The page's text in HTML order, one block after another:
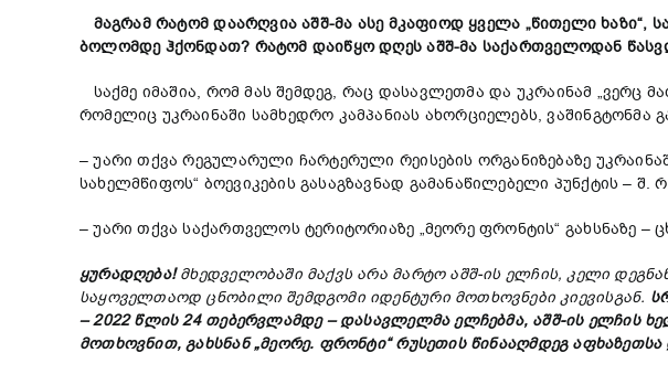
მაგრამრატომდაარღვიააშშ-მა ასე მკაფიოდყველა „წითელიხაზი“,
ბოლომდე ჰქონდათ? რატომ დაიწყოდღესაშშ-მა საქართველოდან
საქმე იმაშია, რომ მას შემდეგ, რაც დასავლეთმა და უკრაინამ
რომელიც უკრაინაში სამხედრო კამპანიას ახორციელებს,
– უარი თქვა რეგულარული ჩარტერული რეისების ორგანიზებაზე
სახელმწიფოს“ ბოევიკების გასაგზავნად გამანაწილებელი პუნქტის
– უარი თქვა საქართველოს ტერიტორიაზე „მეორე ფრონტის“ გახსნაზე –
ყურადღება! მხედველობაში მაქვს არა მარტო აშშ-ის ელჩის,კელი
საყოველთაოდ ცნობილი შემდგომი იდენტური მოთხოვნებიკიევისგან.
– 2022წლის 24 თებერვლამდე –დასავლელმაელჩებმა, აშშ-ის ელჩის
მოთხოვნით,გახსნან „მეორე. ფრონტი“რუსეთის წინააღმდეგ აფხაზეთსა